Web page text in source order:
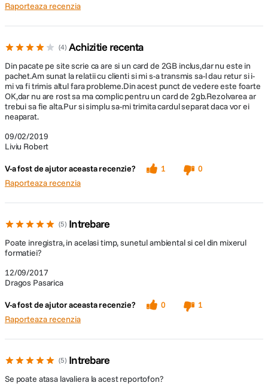
Raporteaza recenzia
4 Achizitie recenta
09/02/2019
Liviu Robert
Din pacate pe site scrie ca are si un card de 2GB inclus,dar nu este in
pachet.Am sunat la relatii cu clienti si mi s-a transmis sa-l dau retur si i-
mi va fi trimis altul fara probleme.Din acest punct de vedere este foarte
OK,dar nu are rost sa ma complic pentru un card de 2gb.Rezolvarea ar
trebui sa fie alta.Pur si simplu sa-mi trimita cardul separat daca vor ei
neaparat.
V-a fost de ajutor aceasta recenzie? 1
0
Raporteaza recenzia
5 Intrebare
12/09/2017
Dragos Pasarica
Poate inregistra, in acelasi timp, sunetul ambiental si cel din mixerul
formatiei?
V-a fost de ajutor aceasta recenzie? 0
1
Raporteaza recenzia
5 Intrebare
Se poate atasa lavaliera la acest reportofon?